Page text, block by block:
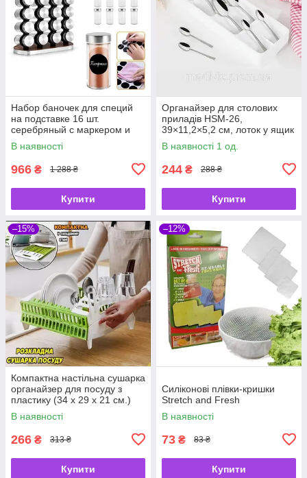
Набор баночек для специй
на подставке 16 шт.
серебряный с маркером и
наклейками | Органайзер
для приправ
В наявності
966 ₴ 1 288 ₴
Купити
Органайзер для столових
приладів HSM-26,
39×11,2×5,2 см, лоток у ящик
В наявності 1 од.
244 ₴ 288 ₴
Купити
–15%
Компактна настільна сушарка
органайзер для посуду з
пластику (34 х 29 х 21 см.)
В наявності
266 ₴ 313 ₴
Купити
–12%
Силіконові плівки-кришки
Stretch and Fresh
В наявності
73 ₴ 83 ₴
Купити